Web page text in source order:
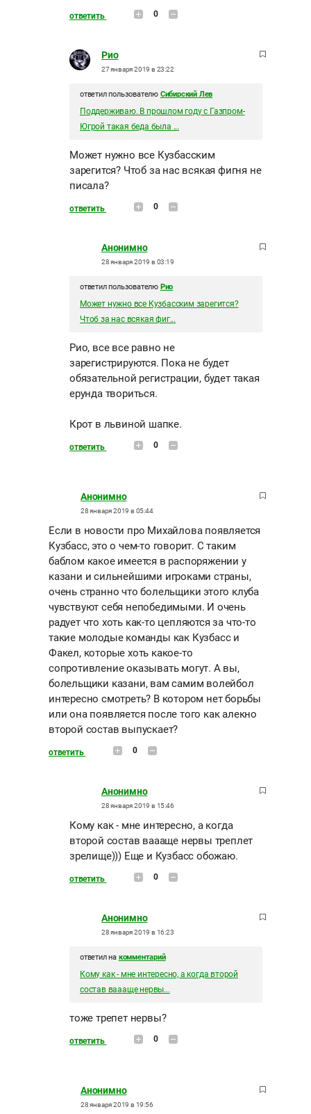
ответить 0
Рио
27 января 2019 в 23:22
ответил пользователю Сибирский Лев
Поддерживаю. В прошлом году с Газпром-
Югрой такая беда была ...
Может нужно все Кузбасским
зарегится? Чтоб за нас всякая фигня не
писала?
ответить 0
Анонимно
28 января 2019 в 03:19
ответил пользователю Рио
Может нужно все Кузбасским зарегится?
Чтоб за нас всякая фиг...
Рио, все все равно не
зарегистрируются. Пока не будет
обязательной регистрации, будет такая
ерунда твориться.
Крот в львиной шапке.
ответить 0
Анонимно
28 января 2019 в 05:44
Если в новости про Михайлова появляется
Кузбасс, это о чем-то говорит. С таким
баблом какое имеется в распоряжении у
казани и сильнейшими игроками страны,
очень странно что болельщики этого клуба
чувствуют себя непобедимыми. И очень
радует что хоть как-то цепляются за что-то
такие молодые команды как Кузбасс и
Факел, которые хоть какое-то
сопротивление оказывать могут. А вы,
болельщики казани, вам самим волейбол
интересно смотреть? В котором нет борьбы
или она появляется после того как алекно
второй состав выпускает?
ответить 0
Анонимно
28 января 2019 в 15:46
Кому как - мне интересно, а когда
второй состав ваааще нервы треплет
зрелище))) Еще и Кузбасс обожаю.
ответить 0
Анонимно
28 января 2019 в 16:23
ответил на комментарий
Кому как - мне интересно, а когда второй
состав ваааще нервы...
тоже трепет нервы?
ответить 0
Анонимно
28 января 2019 в 19:56